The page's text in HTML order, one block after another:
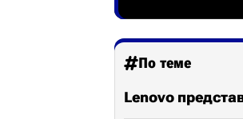
По теме
Lenovo